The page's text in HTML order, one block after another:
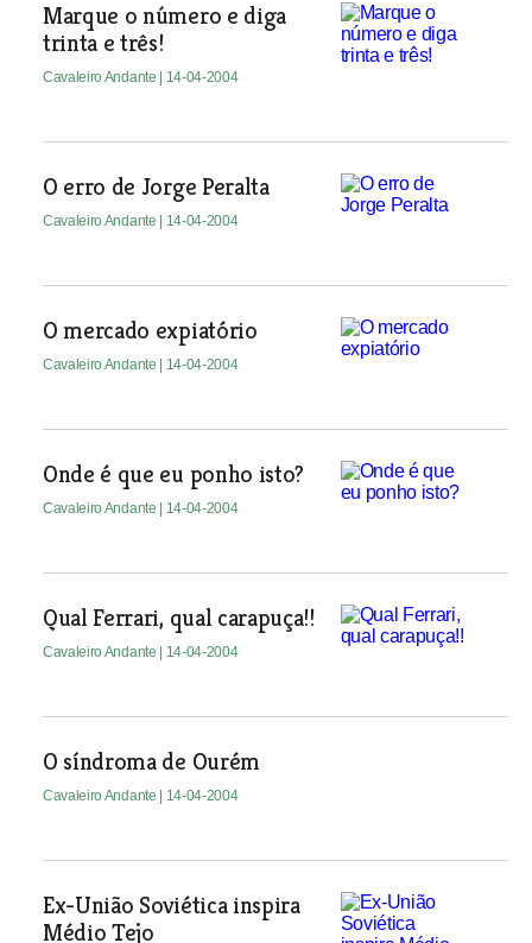
Marque o número e diga
trinta e três!
Cavaleiro Andante | 14-04-2004
O erro de Jorge Peralta
Cavaleiro Andante | 14-04-2004
O mercado expiatório
Cavaleiro Andante | 14-04-2004
Onde é que eu ponho isto?
Cavaleiro Andante | 14-04-2004
Qual Ferrari, qual carapuça!!
Cavaleiro Andante | 14-04-2004
O síndroma de Ourém
Cavaleiro Andante | 14-04-2004
Ex-União Soviética inspira
Médio Tejo